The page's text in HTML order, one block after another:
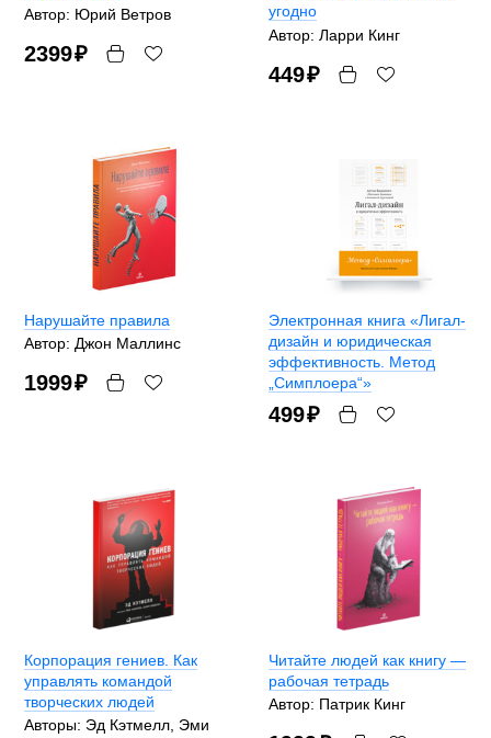
Автор: Юрий Ветров
2399₽
угодно
Автор: Ларри Кинг
449₽
Нарушайте правила
Автор: Джон Маллинс
1999₽
Электронная книга «Лигал-
дизайн и юридическая
эффективность. Метод
„Симплоера“»
499₽
Корпорация гениев. Как
управлять командой
творческих людей
Авторы: Эд Кэтмелл, Эми
Читайте людей как книгу —
рабочая тетрадь
Автор: Патрик Кинг